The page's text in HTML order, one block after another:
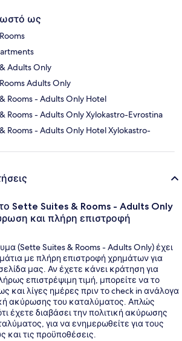
ως
Adults Only
Adults Only
Rooms - Adults Only Hotel
Rooms - Adults Only Xylokastro-Evrostina
Rooms - Adults Only Hotel Xylokastro-
Sette Suites & Rooms - Adults Only
και πλήρη επιστροφή
(Sette Suites & Rooms - Adults Only) έχει
με πλήρη επιστροφή χρημάτων για
μας. Αν έχετε κάνει κράτηση για
επιστρέψιμη τιμή, μπορείτε να το
και λίγες ημέρες πριν το check in ανάλογα
ακύρωσης του καταλύματος. Απλώς
έχετε διαβάσει την πολιτική ακύρωσης
για να ενημερωθείτε για τους
και τις προϋποθέσεις.